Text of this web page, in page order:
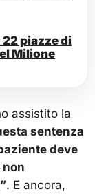
22 piazze di
Milione
assistito la
sentenza
deve
. E ancora,